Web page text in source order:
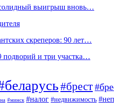
выигрыш вновь…
скреперов: 90 лет…
подворий и три участка…
#брест
#минск #налог #недвижимость